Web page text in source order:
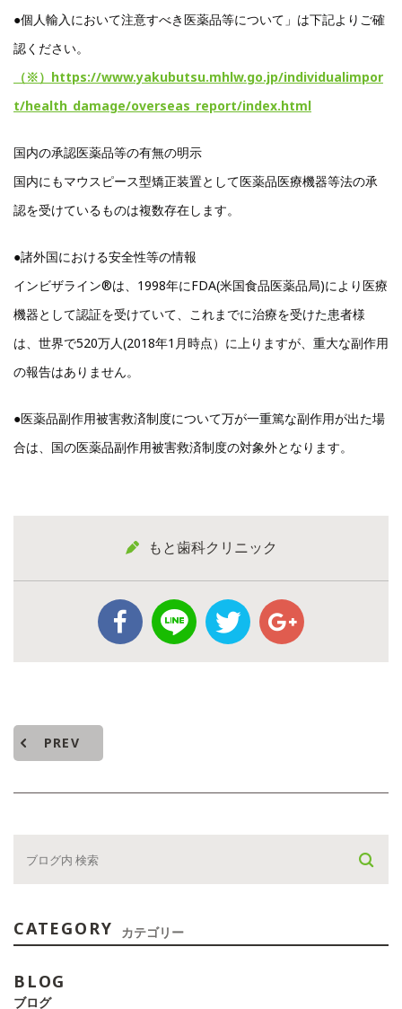
●個人輸入において注意すべき医薬品等について」は下記よりご確
認ください。
（※）https://www.yakubutsu.mhlw.go.jp/individualimpor
t/health_damage/overseas_report/index.html
国内の承認医薬品等の有無の明示
国内にもマウスピース型矯正装置として医薬品医療機器等法の承
認を受けているものは複数存在します。
●諸外国における安全性等の情報
インビザライン®は、1998年にFDA(米国食品医薬品局)により医療
機器として認証を受けていて、これまでに治療を受けた患者様
は、世界で520万人(2018年1月時点）に上りますが、重大な副作用
の報告はありません。
●医薬品副作用被害救済制度について万が一重篤な副作用が出た場
合は、国の医薬品副作用被害救済制度の対象外となります。
もと歯科クリニック
PREV
CATEGORY カテゴリー
BLOG
ブログ